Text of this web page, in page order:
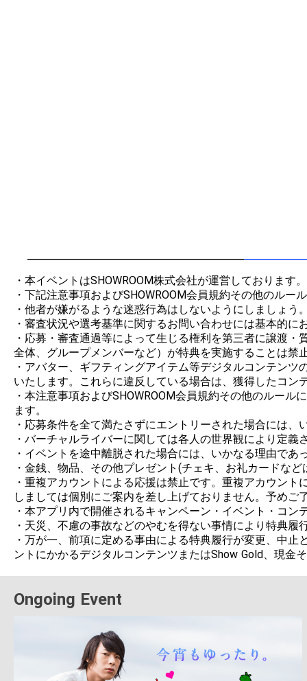
・本イベントはSHOWROOM株式会社が運営しております。
・下記注意事項およびSHOWROOM会員規約その他のルー
・他者が嫌がるような迷惑行為はしないようにしましょう
・審査状況や選考基準に関するお問い合わせには基本的に
・応募・審査通過等によって生じる権利を第三者に譲渡
全体、グループメンバーなど）が特典を実施することは禁
・アバター、ギフティングアイテム等デジタルコンテン
いたします。これらに違反している場合は、獲得したコ
・本注意事項およびSHOWROOM会員規約その他のルー
ます。
・応募条件を全て満たさずにエントリーされた場合には
・バーチャルライバーに関しては各人の世界観により定義
・イベントを途中離脱された場合には、いかなる理由で
・金銭、物品、その他プレゼント(チェキ、お礼カードな
・重複アカウントによる応援は禁止です。重複アカウン
しましては個別にご案内を差し上げておりません。予めご
・本アプリ内で開催されるキャンペーン・イベント・コ
・天災、不慮の事故などのやむを得ない事情により特典
・万が一、前項に定める事由による特典履行が変更、中
ントにかかるデジタルコンテンツまたはShow Gold、現金
Ongoing Event